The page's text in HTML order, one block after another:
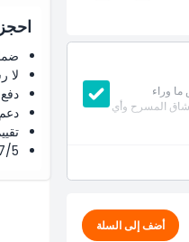
وراء
المسرح وأي
أضف إلى السلة
لا
تقييم 4.8 من 5 ⭐ على
4.7/5 ⭐